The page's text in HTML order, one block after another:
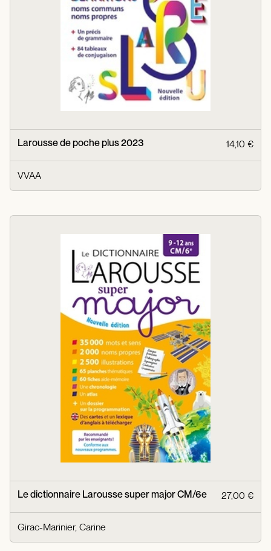
Larousse de poche plus 2023 14,10 €
VVAA
Le dictionnaire Larousse super major CM/6e 27,00 €
Girac-Marinier, Carine